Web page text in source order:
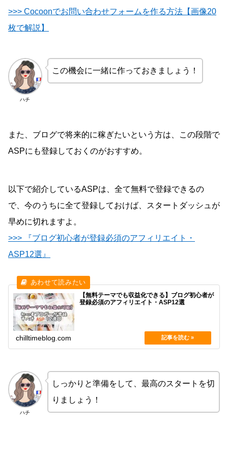
>>> Cocoonでお問い合わせフォームを作る方法【画像20
枚で解説】
ハチ
この機会に一緒に作っておきましょう！
また、ブログで将来的に稼ぎたいという方は、この段階で
ASPにも登録しておくのがおすすめ。
以下で紹介しているASPは、全て無料で登録できるの
で、今のうちに全て登録しておけば、スタートダッシュが
早めに切れますよ。
>>> 『ブログ初心者が登録必須のアフィリエイト・
ASP12選』
【無料テーマでも収益化できる】ブログ初心者が
登録必須のアフィリエイト・ASP12選
chilltimeblog.com
ハチ
しっかりと準備をして、最高のスタートを切
りましょう！